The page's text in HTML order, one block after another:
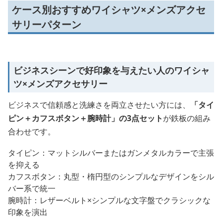
ケース別おすすめワイシャツ×メンズアクセ
サリーパターン
ビジネスシーンで好印象を与えたい人のワイシャ
ツ×メンズアクセサリー
ビジネスで信頼感と洗練さを両立させたい方には、
「タイ
ピン＋カフスボタン＋腕時計」の3点セットが鉄板の組み
合わせです。
タイピン：マットシルバーまたはガンメタルカラーで主張
を抑える
カフスボタン：丸型・楕円型のシンプルなデザインをシル
バー系で統一
腕時計：レザーベルト×シンプルな文字盤でクラシックな
印象を演出